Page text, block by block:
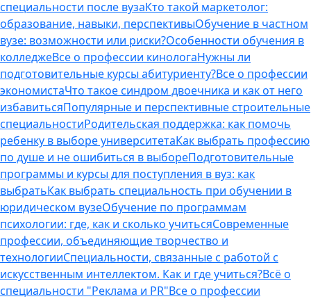
специальности после вузаКто такой маркетолог:
образование, навыки, перспективыОбучение в частном
вузе: возможности или риски?Особенности обучения в
колледжеВсе о профессии кинологаНужны ли
подготовительные курсы абитуриенту?Все о профессии
экономистаЧто такое синдром двоечника и как от него
избавитьсяПопулярные и перспективные строительные
специальностиРодительская поддержка: как помочь
ребенку в выборе университетаКак выбрать профессию
по душе и не ошибиться в выбореПодготовительные
программы и курсы для поступления в вуз: как
выбратьКак выбрать специальность при обучении в
юридическом вузеОбучение по программам
психологии: где, как и сколько учитьсяСовременные
профессии, объединяющие творчество и
технологииСпециальности, связанные с работой с
искусственным интеллектом. Как и где учиться?Всё о
специальности "Реклама и PR"Все о профессии